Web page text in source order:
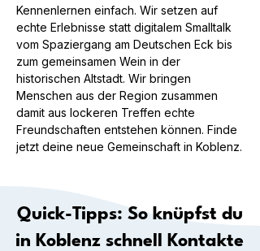
Kennenlernen einfach. Wir setzen auf
echte Erlebnisse statt digitalem Smalltalk
vom Spaziergang am Deutschen Eck bis
zum gemeinsamen Wein in der
historischen Altstadt. Wir bringen
Menschen aus der Region zusammen
damit aus lockeren Treffen echte
Freundschaften entstehen können. Finde
jetzt deine neue Gemeinschaft in Koblenz.
Quick-Tipps: So knüpfst du
in Koblenz schnell Kontakte